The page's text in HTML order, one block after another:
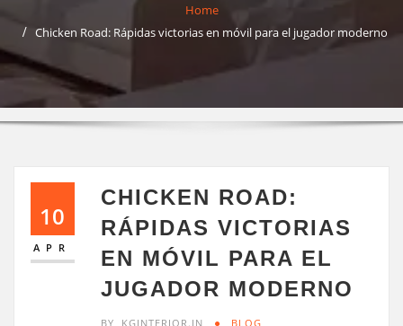
Home
Chicken Road: Rápidas victorias en móvil para el jugador moderno
10
APR
CHICKEN ROAD:
RÁPIDAS VICTORIAS
EN MÓVIL PARA EL
JUGADOR MODERNO
BY KGINTERIOR.IN BLOG